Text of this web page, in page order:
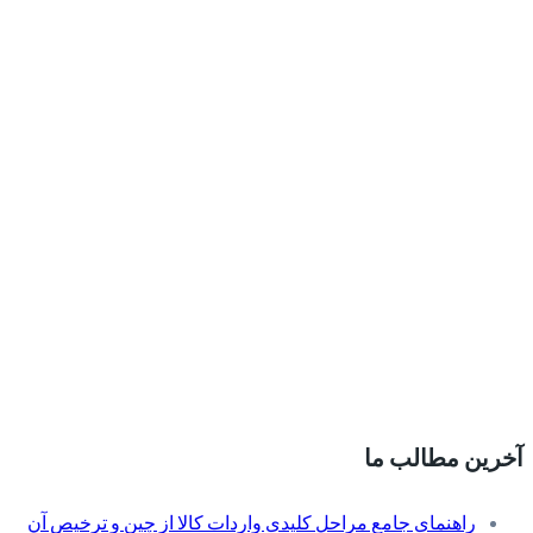
آخرین مطالب ما
راهنمای جامع مراحل کلیدی واردات کالا از چین و ترخیص آن